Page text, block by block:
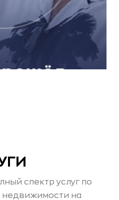
спектр услуг по
недвижимости на